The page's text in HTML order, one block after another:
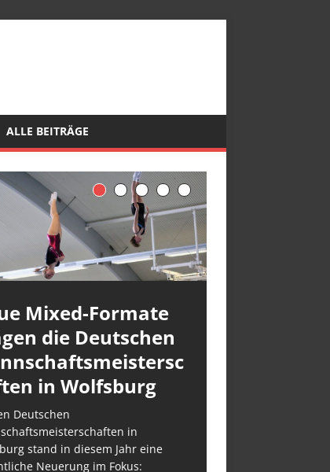
ALLE BEITRÄGE
Mixed-Formate
die Deutschen
in Wolfsburg
Deutschen
in
stand in diesem Jahr eine
Neuerung im Fokus: